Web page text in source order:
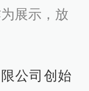
展示，放
公司创始